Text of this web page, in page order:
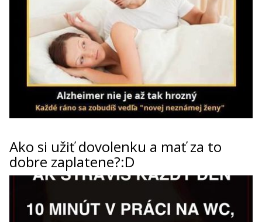
Ako si užiť dovolenku a mať za to
dobre zaplatene?:D